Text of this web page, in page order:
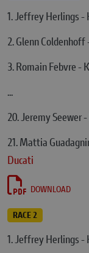
1. Jeffrey Herlings -
2. Glenn Coldenhoff
3. Romain Febvre -
...
20. Jeremy Seewer -
21. Mattia
Ducati
DOWNLOAD
RACE 2
1. Jeffrey Herlings -